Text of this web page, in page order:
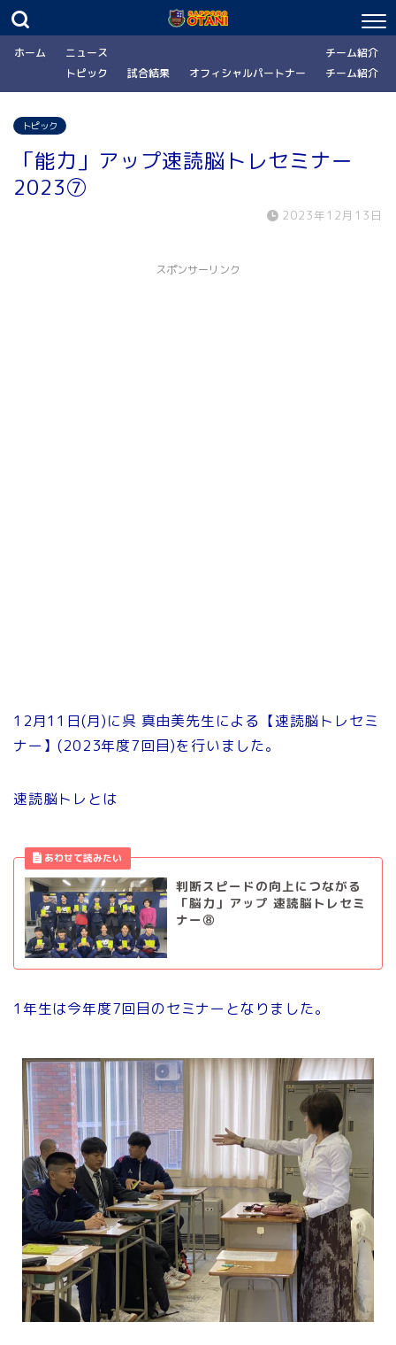
ホーム
ニュース
トピック
試合結果 オフィシャルパートナー
チーム紹介
チーム紹介
トピック
「能力」アップ速読脳トレセミナー
2023⑦
2023年12月13日
スポンサーリンク
12月11日(月)に呉 真由美先生による【速読脳トレセミ
ナー】(2023年度7回目)を行いました。
速読脳トレとは
判断スピードの向上につながる
「脳力」アップ 速読脳トレセミ
ナー⑧
1年生は今年度7回目のセミナーとなりました。